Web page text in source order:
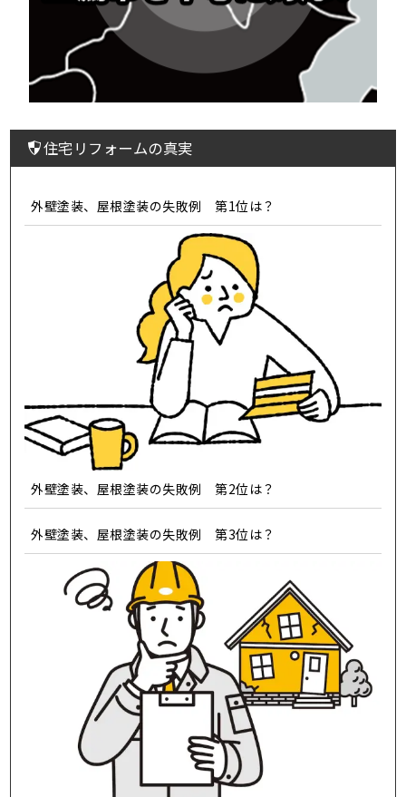
住宅リフォームの真実
外壁塗装、屋根塗装の失敗例 第1位は？
外壁塗装、屋根塗装の失敗例 第2位は？
外壁塗装、屋根塗装の失敗例 第3位は？